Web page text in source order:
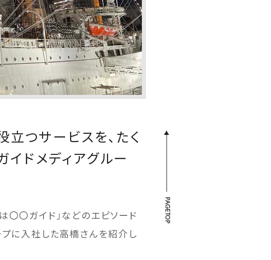
つサービスを、たく
イドメディアグルー
〇〇ガイド」などのエピソード
に入社した高橋さんを紹介し
PAGETOP